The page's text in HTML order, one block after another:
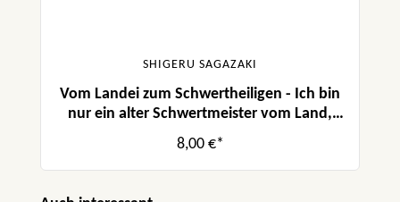
SHIGERU SAGAZAKI
Vom Landei zum Schwertheiligen - Ich bin
nur ein alter Schwertmeister vom Land,
aber meine Schülerinnen lassen mich nicht
in Frieden! 04
8,00 €*